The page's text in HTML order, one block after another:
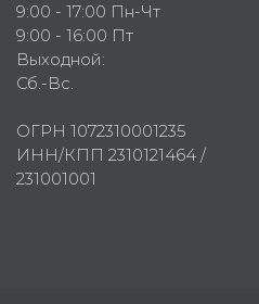
9:00 - 17:00 Пн-Чт
9:00 - 16:00 Пт
Выходной:
Сб.-Вс.
ОГРН 1072310001235
ИНН/КПП 2310121464 /
231001001